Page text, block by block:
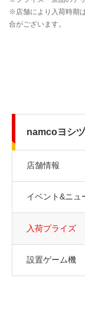
namcoヨシ
店舗情報
イベント&ニュ
入荷プライズ
設置ゲーム機